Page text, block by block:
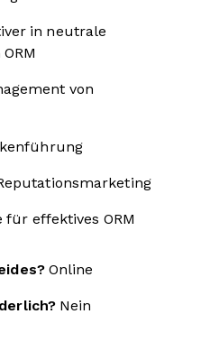
in neutrale
von
effektives ORM
Online
Nein